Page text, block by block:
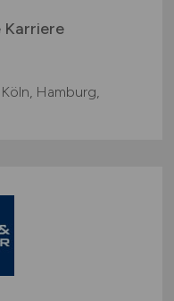
Karriere
Hamburg,